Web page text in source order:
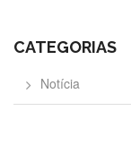
CATEGORIAS
Notícia